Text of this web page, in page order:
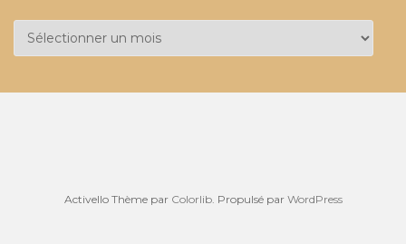
Archives
Activello Thème par Colorlib. Propulsé par WordPress